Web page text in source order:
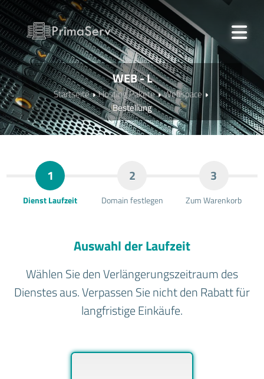
WEB - L
Startseite Hosting Pakete
Webspace
Bestellung
1
Dienst Laufzeit
2
Domain festlegen
3
Zum Warenkorb
Auswahl der Laufzeit
Wählen Sie den Verlängerungszeitraum des
Dienstes aus. Verpassen Sie nicht den Rabatt für
langfristige Einkäufe.